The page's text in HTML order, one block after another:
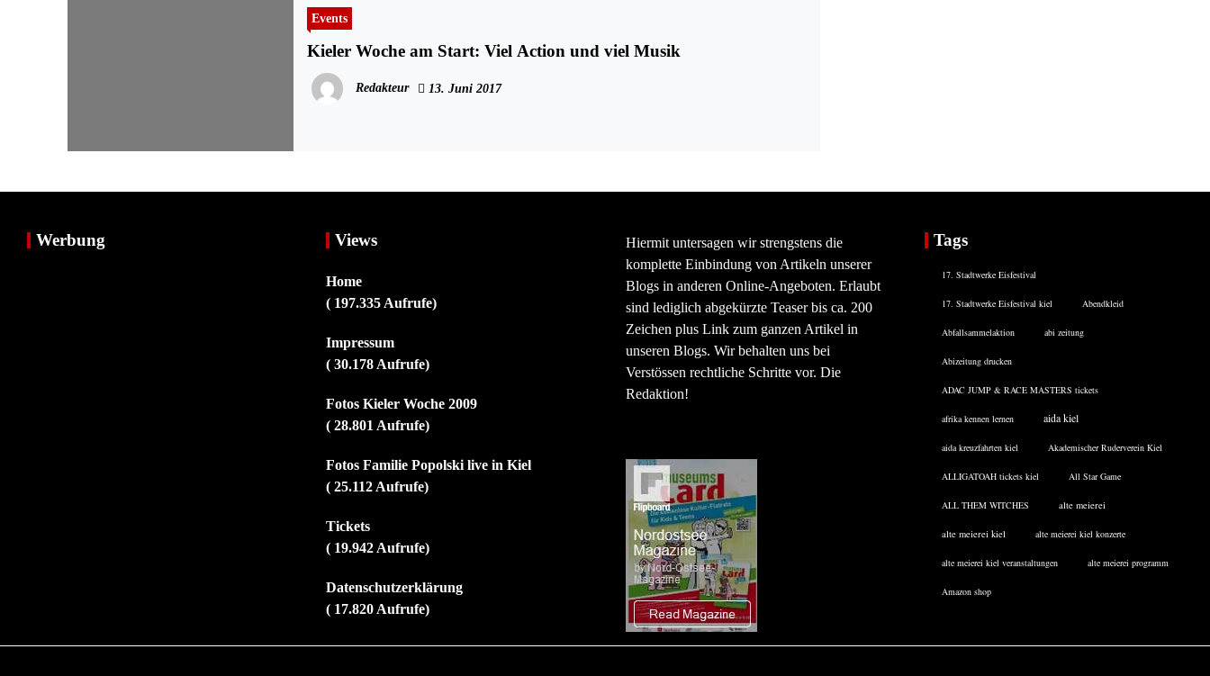
Events
Kieler Woche am Start: Viel Action und viel Musik
Redakteur 13. Juni 2017
Werbung Views
Home
( 197.335 Aufrufe)
Impressum
( 30.178 Aufrufe)
Fotos Kieler Woche 2009
( 28.801 Aufrufe)
Fotos Familie Popolski live in Kiel
( 25.112 Aufrufe)
Tickets
( 19.942 Aufrufe)
Datenschutzerklärung
( 17.820 Aufrufe)
Hiermit untersagen wir strengstens die
komplette Einbindung von Artikeln unserer
Blogs in anderen Online-Angeboten. Erlaubt
sind lediglich abgekürzte Teaser bis ca. 200
Zeichen plus Link zum ganzen Artikel in
unseren Blogs. Wir behalten uns bei
Verstössen rechtliche Schritte vor. Die
Redaktion!
Tags
17. Stadtwerke Eisfestival
17. Stadtwerke Eisfestival kiel Abendkleid
Abfallsammelaktion abi zeitung
Abizeitung drucken
ADAC JUMP & RACE MASTERS tickets
afrika kennen lernen aida kiel
aida kreuzfahrten kiel Akademischer Ruderverein Kiel
ALLIGATOAH tickets kiel All Star Game
ALL THEM WITCHES alte meierei
alte meierei kiel alte meierei kiel konzerte
alte meierei kiel veranstaltungen alte meierei programm
Amazon shop